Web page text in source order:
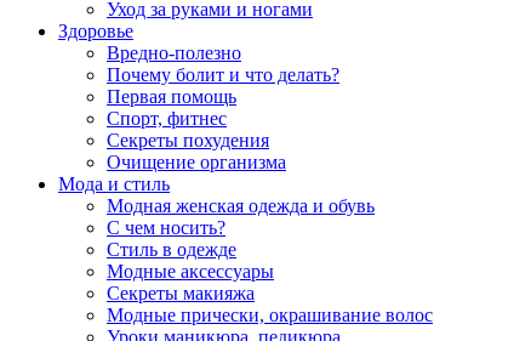
Уход за руками и ногами
Здоровье
Вредно-полезно
Почему болит и что делать?
Первая помощь
Спорт, фитнес
Секреты похудения
Очищение организма
Мода и стиль
Модная женская одежда и обувь
С чем носить?
Стиль в одежде
Модные аксессуары
Секреты макияжа
Модные прически, окрашивание волос
Уроки маникюра, педикюра